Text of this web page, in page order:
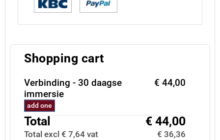
Shopping cart
Verbinding - 30 daagse
immersie
add one
€ 44,00
Total € 44,00
Total excl € 7,64 vat € 36,36